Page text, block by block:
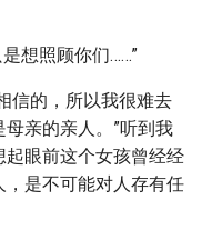
想照顾你们……”
信的，所以我很难去
亲的亲人。”听到我
眼前这个女孩曾经经
是不可能对人存有任